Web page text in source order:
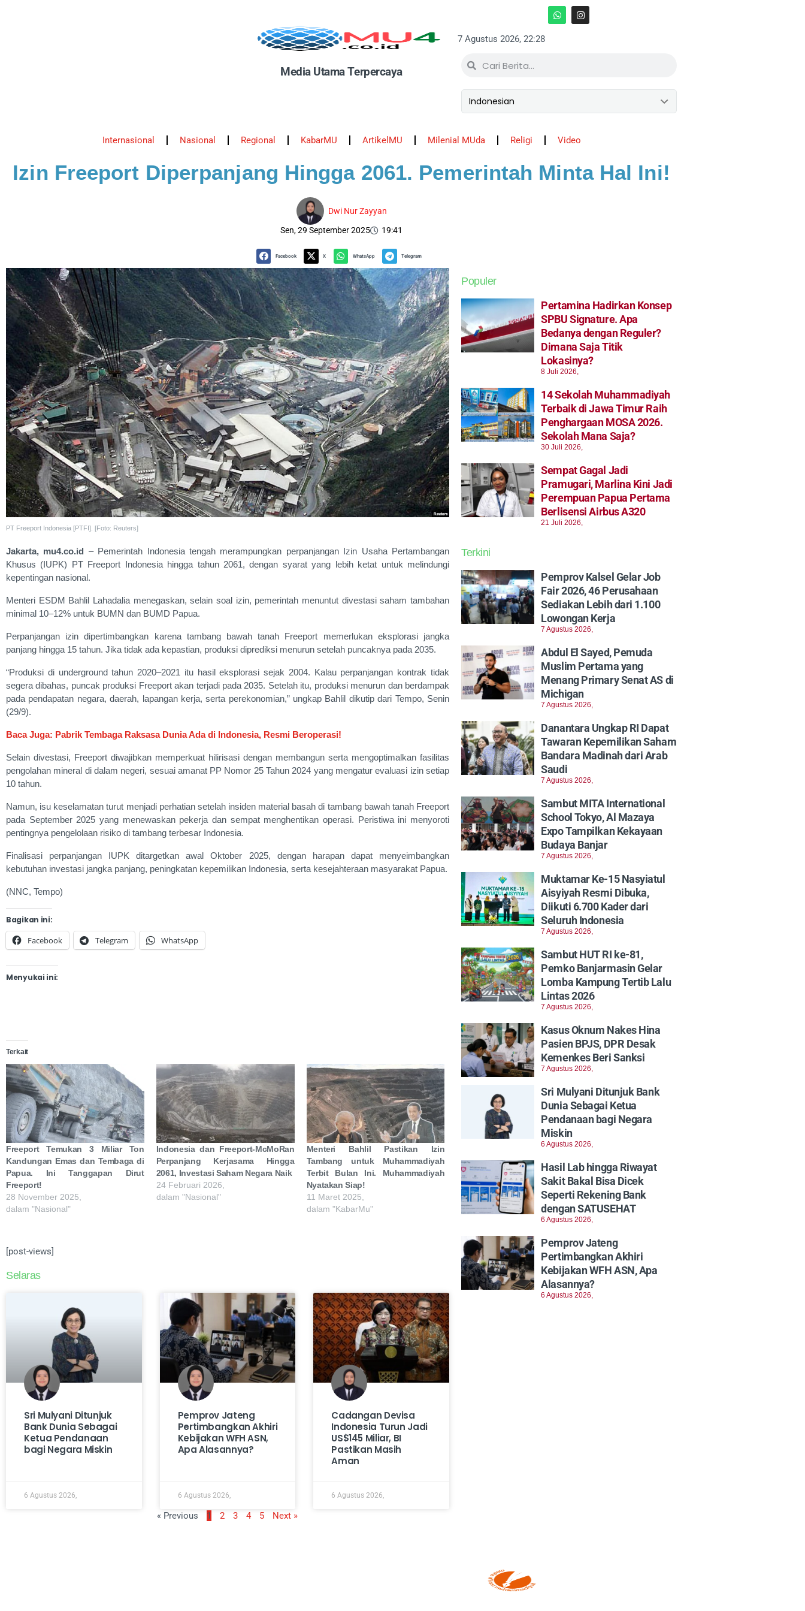
Media Utama Terpercaya
7 Agustus 2026, 22:28
Internasional Nasional Regional KabarMU ArtikelMU Milenial MUda Religi Video
Izin Freeport Diperpanjang Hingga 2061. Pemerintah Minta Hal Ini!
Dwi Nur Zayyan
Sen, 29 September 2025 19:41
Facebook X WhatsApp Telegram
PT Freeport Indonesia [PTFI]. [Foto: Reuters]
Jakarta, mu4.co.id – Pemerintah Indonesia tengah merampungkan perpanjangan Izin Usaha Pertambangan
Khusus (IUPK) PT Freeport Indonesia hingga tahun 2061, dengan syarat yang lebih ketat untuk melindungi
kepentingan nasional.
Menteri ESDM Bahlil Lahadalia menegaskan, selain soal izin, pemerintah menuntut divestasi saham tambahan
minimal 10–12% untuk BUMN dan BUMD Papua.
Perpanjangan izin dipertimbangkan karena tambang bawah tanah Freeport memerlukan eksplorasi jangka
panjang hingga 15 tahun. Jika tidak ada kepastian, produksi diprediksi menurun setelah puncaknya pada 2035.
“Produksi di underground tahun 2020–2021 itu hasil eksplorasi sejak 2004. Kalau perpanjangan kontrak tidak
segera dibahas, puncak produksi Freeport akan terjadi pada 2035. Setelah itu, produksi menurun dan berdampak
pada pendapatan negara, daerah, lapangan kerja, serta perekonomian,” ungkap Bahlil dikutip dari Tempo, Senin
(29/9).
Baca Juga: Pabrik Tembaga Raksasa Dunia Ada di Indonesia, Resmi Beroperasi!
Selain divestasi, Freeport diwajibkan memperkuat hilirisasi dengan membangun serta mengoptimalkan fasilitas
pengolahan mineral di dalam negeri, sesuai amanat PP Nomor 25 Tahun 2024 yang mengatur evaluasi izin setiap
10 tahun.
Namun, isu keselamatan turut menjadi perhatian setelah insiden material basah di tambang bawah tanah Freeport
pada September 2025 yang menewaskan pekerja dan sempat menghentikan operasi. Peristiwa ini menyoroti
pentingnya pengelolaan risiko di tambang terbesar Indonesia.
Finalisasi perpanjangan IUPK ditargetkan awal Oktober 2025, dengan harapan dapat menyeimbangkan
kebutuhan investasi jangka panjang, peningkatan kepemilikan Indonesia, serta kesejahteraan masyarakat Papua.
(NNC, Tempo)
Bagikan ini:
Facebook Telegram WhatsApp
Menyukai ini:
Terkait
Freeport Temukan 3 Miliar Ton
Kandungan Emas dan Tembaga di
Papua. Ini Tanggapan Dirut
Freeport!
28 November 2025,
dalam "Nasional"
Indonesia dan Freeport-McMoRan
Perpanjang Kerjasama Hingga
2061, Investasi Saham Negara Naik
24 Februari 2026,
dalam "Nasional"
Menteri Bahlil Pastikan Izin
Tambang untuk Muhammadiyah
Terbit Bulan Ini. Muhammadiyah
Nyatakan Siap!
11 Maret 2025,
dalam "KabarMu"
[post-views]
Selaras
Sri Mulyani Ditunjuk
Bank Dunia Sebagai
Ketua Pendanaan
bagi Negara Miskin
6 Agustus 2026,
Pemprov Jateng
Pertimbangkan Akhiri
Kebijakan WFH ASN,
Apa Alasannya?
6 Agustus 2026,
Cadangan Devisa
Indonesia Turun Jadi
US$145 Miliar, BI
Pastikan Masih
Aman
6 Agustus 2026,
« Previous 1 2 3 4 5 Next »
Populer
Pertamina Hadirkan Konsep
SPBU Signature. Apa
Bedanya dengan Reguler?
Dimana Saja Titik
Lokasinya?
8 Juli 2026,
14 Sekolah Muhammadiyah
Terbaik di Jawa Timur Raih
Penghargaan MOSA 2026.
Sekolah Mana Saja?
30 Juli 2026,
Sempat Gagal Jadi
Pramugari, Marlina Kini Jadi
Perempuan Papua Pertama
Berlisensi Airbus A320
21 Juli 2026,
Terkini
Pemprov Kalsel Gelar Job
Fair 2026, 46 Perusahaan
Sediakan Lebih dari 1.100
Lowongan Kerja
7 Agustus 2026,
Abdul El Sayed, Pemuda
Muslim Pertama yang
Menang Primary Senat AS di
Michigan
7 Agustus 2026,
Danantara Ungkap RI Dapat
Tawaran Kepemilikan Saham
Bandara Madinah dari Arab
Saudi
7 Agustus 2026,
Sambut MITA International
School Tokyo, Al Mazaya
Expo Tampilkan Kekayaan
Budaya Banjar
7 Agustus 2026,
Muktamar Ke-15 Nasyiatul
Aisyiyah Resmi Dibuka,
Diikuti 6.700 Kader dari
Seluruh Indonesia
7 Agustus 2026,
Sambut HUT RI ke-81,
Pemko Banjarmasin Gelar
Lomba Kampung Tertib Lalu
Lintas 2026
7 Agustus 2026,
Kasus Oknum Nakes Hina
Pasien BPJS, DPR Desak
Kemenkes Beri Sanksi
7 Agustus 2026,
Sri Mulyani Ditunjuk Bank
Dunia Sebagai Ketua
Pendanaan bagi Negara
Miskin
6 Agustus 2026,
Hasil Lab hingga Riwayat
Sakit Bakal Bisa Dicek
Seperti Rekening Bank
dengan SATUSEHAT
6 Agustus 2026,
Pemprov Jateng
Pertimbangkan Akhiri
Kebijakan WFH ASN, Apa
Alasannya?
6 Agustus 2026,